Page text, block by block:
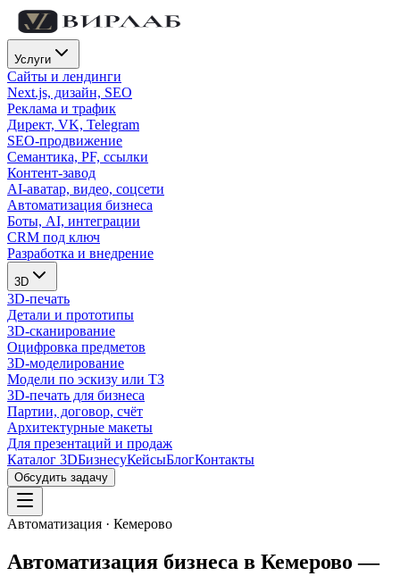
Услуги
Сайты и лендинги
Next.js, дизайн, SEO
Реклама и трафик
Директ, VK, Telegram
SEO-продвижение
Семантика, PF, ссылки
Контент-завод
AI-аватар, видео, соцсети
Автоматизация бизнеса
Боты, AI, интеграции
CRM под ключ
Разработка и внедрение
3D
3D-печать
Детали и прототипы
3D-сканирование
Оцифровка предметов
3D-моделирование
Модели по эскизу или ТЗ
3D-печать для бизнеса
Партии, договор, счёт
Архитектурные макеты
Для презентаций и продаж
Каталог 3DБизнесуКейсыБлогКонтакты
Обсудить задачу
Автоматизация · Кемерово
Автоматизация бизнеса в Кемерово —